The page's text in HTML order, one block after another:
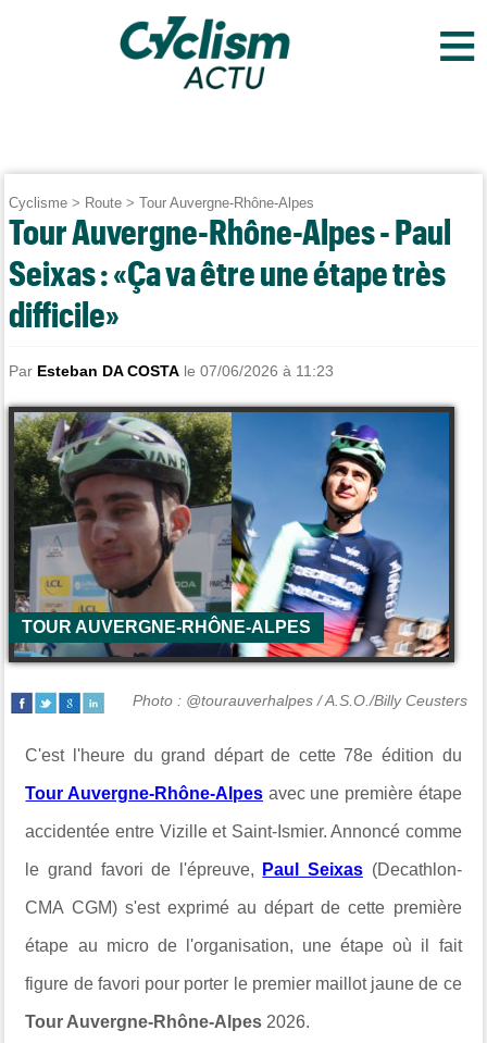
≡
Cyclisme > Route >Tour Auvergne-Rhône-Alpes
Tour Auvergne-Rhône-Alpes - Paul
Seixas : «Ça va être une étape très
difficile»
Par Esteban DA COSTA le 07/06/2026 à 11:23
TOUR AUVERGNE-RHÔNE-ALPES
Photo : @tourauverhalpes / A.S.O./Billy Ceusters
C'est l'heure du grand départ de cette 78e édition du
Tour Auvergne-Rhône-Alpes avec une première étape
accidentée entre Vizilleet Saint-Ismier. Annoncé comme
le grand favori de l'épreuve, Paul Seixas (Decathlon-
CMA CGM) s'est exprimé au départ de cette première
étape au micro de l'organisation, une étape où il fait
figure de favori pour porter le premier maillot jaune de ce
Tour Auvergne-Rhône-Alpes 2026.